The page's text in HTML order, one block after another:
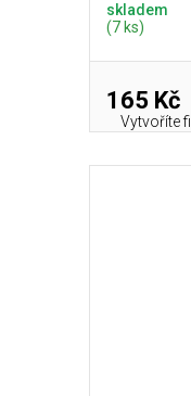
skladem
(7 ks)
165 Kč
Vytvoříte